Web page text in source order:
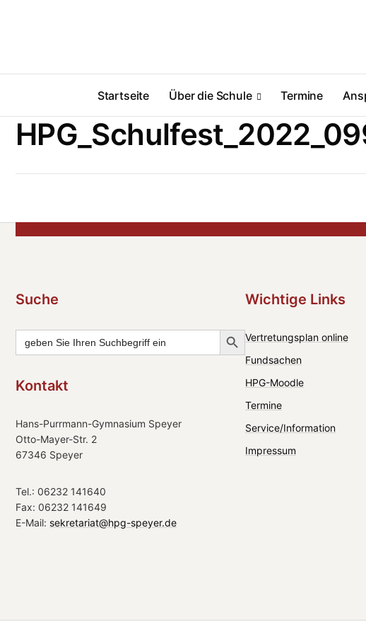
Startseite Über die Schule Termine
Suche
Search
for:
Search Button
Kontakt
Hans-Purrmann-Gymnasium Speyer
Otto-Mayer-Str. 2
67346 Speyer
Tel.: 06232 141640
Fax: 06232 141649
E-Mail: sekretariat@hpg-speyer.de
Wichtige Links
Vertretungsplan online
Fundsachen
HPG-Moodle
Termine
Service/Information
Impressum